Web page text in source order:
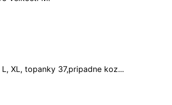
XL, topanky 37,pripadne koz...